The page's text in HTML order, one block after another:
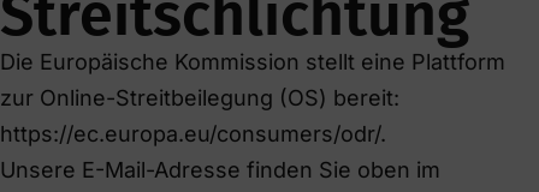
Streitschlichtung
Die Europäische Kommission stellt eine Plattform
zur Online-Streitbeilegung (OS) bereit:
https://ec.europa.eu/consumers/odr/.
Unsere E-Mail-Adresse finden Sie oben im